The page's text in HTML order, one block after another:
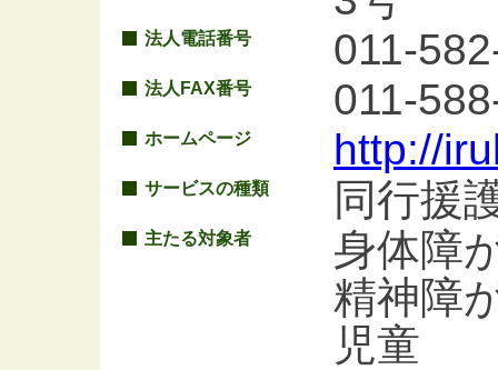
法人電話番号 011-
法人FAX番号 011-
ホームページ http://
サービスの種類 同行援
主たる対象者
身体障
精神障
児童